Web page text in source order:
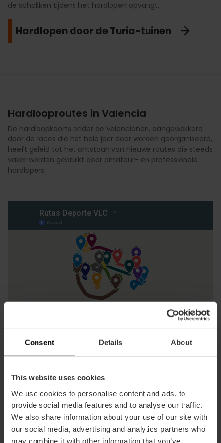
Consent Details About
This website uses cookies
We use cookies to personalise content and ads, to
provide social media features and to analyse our traffic.
We also share information about your use of our site with
our social media, advertising and analytics partners who
may combine it with other information that you’ve
de schokken tijdens het hardlopen opvangt.
Hardlopen door de Turia-tuinen
veranderen.
Verken de Huerta
La Marina
afstandsmarkeringen om de 100 meter, twee plekken voor
bomen voor schaduw en een betere omgeving.
Hardlooproutes in Valencia
De hardloopkoorts onder de Valencianen, aangewakkerd
door de races die het hele jaar door worden georganiseerd,
heeft geleid tot het ontstaan van nieuwe routes die steeds
vaker worden gebruikt door amateur- en professionele
hardlopers.